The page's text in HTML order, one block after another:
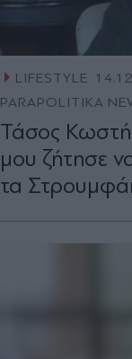
LIFESTYLE
PARAPOLITIKA
Τάσος
μου ζήτησε
τα